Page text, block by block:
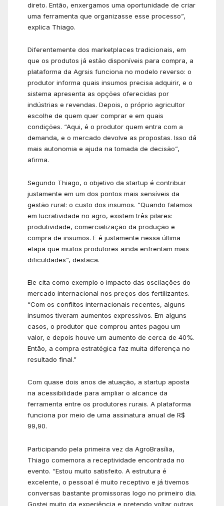
direto. Então, enxergamos uma oportunidade de criar
uma ferramenta que organizasse esse processo”,
explica Thiago.
Diferentemente dos marketplaces tradicionais, em
que os produtos já estão disponíveis para compra, a
plataforma da Agrsis funciona no modelo reverso: o
produtor informa quais insumos precisa adquirir, e o
sistema apresenta as opções oferecidas por
indústrias e revendas. Depois, o próprio agricultor
escolhe de quem quer comprar e em quais
condições. “Aqui, é o produtor quem entra com a
demanda, e o mercado devolve as propostas. Isso dá
mais autonomia e ajuda na tomada de decisão”,
afirma.
Segundo Thiago, o objetivo da startup é contribuir
justamente em um dos pontos mais sensíveis da
gestão rural: o custo dos insumos. “Quando falamos
em lucratividade no agro, existem três pilares:
produtividade, comercialização da produção e
compra de insumos. E é justamente nessa última
etapa que muitos produtores ainda enfrentam mais
dificuldades”, destaca.
Ele cita como exemplo o impacto das oscilações do
mercado internacional nos preços dos fertilizantes.
“Com os conflitos internacionais recentes, alguns
insumos tiveram aumentos expressivos. Em alguns
casos, o produtor que comprou antes pagou um
valor, e depois houve um aumento de cerca de 40%.
Então, a compra estratégica faz muita diferença no
resultado final.”
Com quase dois anos de atuação, a startup aposta
na acessibilidade para ampliar o alcance da
ferramenta entre os produtores rurais. A plataforma
funciona por meio de uma assinatura anual de R$
99,90.
Participando pela primeira vez da AgroBrasília,
Thiago comemora a receptividade encontrada no
evento. “Estou muito satisfeito. A estrutura é
excelente, o pessoal é muito receptivo e já tivemos
conversas bastante promissoras logo no primeiro dia.
Gostei muito da experiência e pretendo voltar outras